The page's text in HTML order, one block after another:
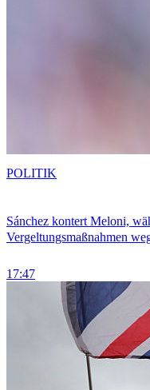
Sánchez kontert Meloni,
Vergeltungsmaßnahmen
17:47
POLITIK